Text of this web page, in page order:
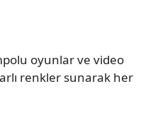
oyunlar ve video
renkler sunarak her